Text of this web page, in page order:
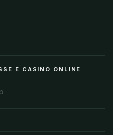
E CASINÒ ONLINE